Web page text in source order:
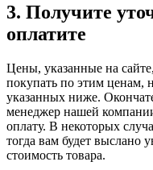
3. Получите
оплатите
Цены, указанные на
покупать по этим ценам,
указанных ниже.
менеджер нашей
оплату. В некоторых
тогда вам будет выслано
стоимость товара.